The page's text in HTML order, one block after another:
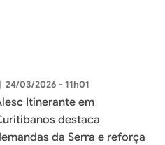
| 24/03/2026 - 11h01
Itinerante em
destaca
da Serra e reforça